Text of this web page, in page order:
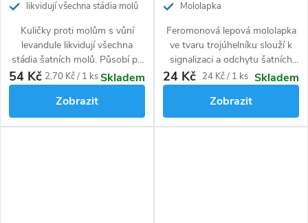
likvidují všechna stádia molů
Kuličky proti molům s vůní
levandule likvidují všechna
stádia šatních molů. Působí po
dobu 6 měsíců. Insekticidní
složka a levandulové aroma
odpuzující moly.
54 Kč Měrná
2,70 Kč / 1 ksSkladem
Zobrazit
Mololapka
Feromonová lepová mololapka
ve tvaru trojúhelníku slouží k
signalizaci a odchytu šatních
molů. Lapač je malý a skladný.
24 Kč Měrná
24 Kč / 1 ks Skladem
Zobrazit